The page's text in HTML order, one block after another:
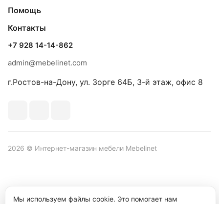
Помощь
Контакты
+7 928 14-14-862
admin@mebelinet.com
г.Ростов-на-Дону, ул. Зорге 64Б, 3-й этаж, офис 8
2026 © Интернет-магазин мебели Mebelinet
Мы используем файлы cookie. Это помогает нам